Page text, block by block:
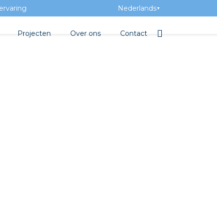
Nederlands ▼
Projecten Over ons Contact